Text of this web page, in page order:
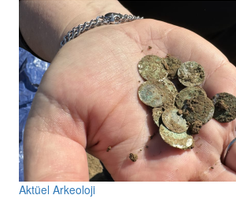
Aktüel Arkeoloji